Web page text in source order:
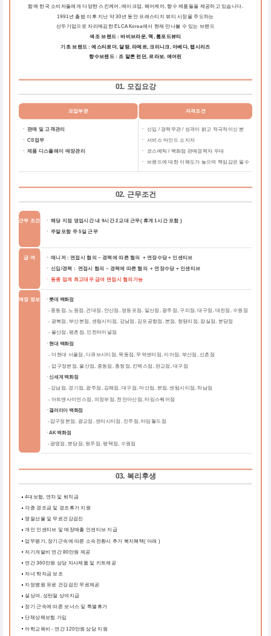
함께 한국 소비자들에게 다양한 스킨케어, 메이크업, 헤어케어, 향수 제품들을 제공하고 있습니다.
1991년 출범 이후 지난 약 30년 동안 프레스티지 뷰티 시장을 주도하는
선두기업으로 자리매김한 ELCA Korea에서 현재 만나볼 수 있는 브랜드
색조 브랜드 : 바비브라운, 맥, 톰포드뷰티
기초 브랜드 : 에스티로더, 달팡, 라메르, 크리니크, 아베다, 랩시리즈
향수브랜드 : 조 말론 런던, 르라보, 에어린
01. 모집요강
모집부문 자격조건
ㆍ 판매 및 고객관리
ㆍ CS업무
ㆍ 제품 디스플레이 매장관리
ㆍ 신입 / 경력무관 / 성격이 밝고 적극적이신 분
ㆍ
서비스 마인드 소지자
ㆍ
코스메틱 / 백화점 판매경력자 우대
ㆍ 브랜드에 대한 이해도가 높으며 책임감은 필수
02. 근무조건
근무 조건 ㆍ 해당 지점 영업시간 내 9시간 2교대 근무( 휴게 1시간 포함 )
ㆍ 주말포함 주 5일 근무
급 여
ㆍ 매니저 : 면접시 협의 ~ 경력에 따른 협의 + 연장수당 + 인센티브
ㆍ 신입/경력 : 면접시 협의 ~ 경력에 따른 협의 + 연장수당 + 인센티브
ㆍ 동종 업계 최고대우 급여 면접시 협의가능
매장 정보 ㆍ롯데 백화점
-중동점, 노원점, 건대점, 안산점, 영등포점, 일산점, 광주점, 구리점, 대구점, 대전점, 수원점
- 광복점, 부산본점, 센텀시티점, 강남점, 김포공항점, 본점, 청량리점, 잠실점, 분당점
- 울산점, 평촌점, 인천터미널점
ㆍ현대 백화점
- 더현대 서울점, 디큐브시티점, 목동점, 무역센터점, 미아점, 부산점, 신촌점
- 압구정본점, 울산점, 중동점, 충청점, 킨텍스점, 판교점, 대구점
ㆍ신세계 백화점
- 강남점, 경기점, 광주점, 김해점, 대구점, 마산점, 본점, 센텀시티점, 하남점
- 아트앤사이언스점, 의정부점, 천안아산점, 타임스퀘어점
ㆍ갤러리아 백화점
-압구정본점, 광교점, 센터시티점, 진주점, 타임월드점
ㆍAK 백화점
-광명점, 분당점, 원주점, 평택점, 수원점
03. 복리후생
4대보험, 연차 및 퇴직금
각종 경조금 및 경조휴가 지원
명절선물 및 무료건강검진
개인 인센티브 및 매장매출 인센티브 지급
업무평가, 장기근속에 따른 소속전환시 추가 복지혜택( 아래 )
자기개발비 연간 80만원 제공
연간 360만원 상당 자사제품 및 키트제공
자녀 학자금 보조
지정병원 유료 건강검진 무료제공
설상여, 성탄절 상여지급
장기 근속에 따른 보너스 및 특별휴가
단체상해보험 가입
어학교육비 - 연간 120만원 상당 지원